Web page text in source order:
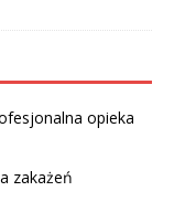
opieka
zakażeń